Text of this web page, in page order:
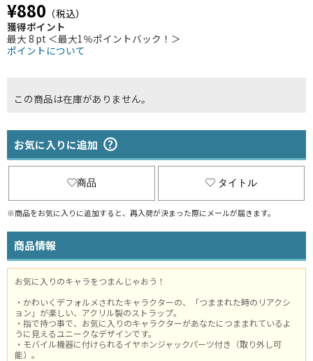
¥880 （税込）
獲得ポイント
最大 8 pt ＜最大1％ポイントバック！＞
ポイントについて
この商品は在庫がありません。
お気に入りに追加
商品 タイトル
※商品をお気に入りに追加すると、再入荷が決まった際にメールが届きます。
商品情報
お気に入りのキャラをつまんじゃおう！
・かわいくデフォルメされたキャラクターの、「つままれた時のリアクシ
ョン」が楽しい、アクリル製のストラップ。
・指で持つ事で、お気に入りのキャラクターがあなたにつままれているよ
うに見えるユニークなデザインです。
・モバイル機器に付けられるイヤホンジャックパーツ付き（取り外し可
能）。